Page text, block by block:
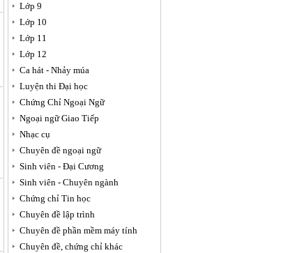
Lớp 9
Lớp 10
Lớp 11
Lớp 12
Ca hát - Nhảy múa
Luyện thi Đại học
Chứng Chỉ Ngoại Ngữ
Ngoại ngữ Giao Tiếp
Nhạc cụ
Chuyên đề ngoại ngữ
Sinh viên - Đại Cương
Sinh viên - Chuyên ngành
Chứng chỉ Tin học
Chuyên đề lập trình
Chuyên đề phần mềm máy tính
Chuyên đề, chứng chỉ khác